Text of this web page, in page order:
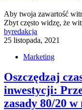
Aby twoja zawartość
Zbyt często widzę, że
byredakcja
25 listopada, 2021
Marketing
Oszczędzaj
inwestycji:
zasady 80/20